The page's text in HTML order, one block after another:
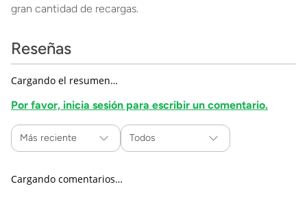
gran cantidad de recargas.
Reseñas
Cargando el resumen…
Por favor, inicia sesión para escribir un comentario.
Más reciente Todos
Cargando comentarios…